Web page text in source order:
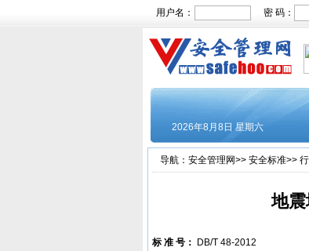
用户名： 密 码：
导航： 安全管理网>> 安全标准>>
地
标 准 号： DB/T 48-2012